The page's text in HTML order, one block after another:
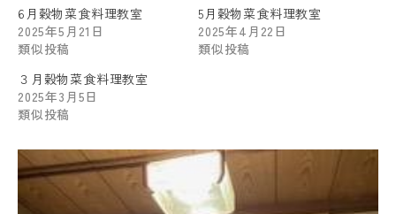
6月穀物菜食料理教室
2025年5月21日
類似投稿
5月穀物菜食料理教室
2025年4月22日
類似投稿
３月穀物菜食料理教室
2025年3月5日
類似投稿